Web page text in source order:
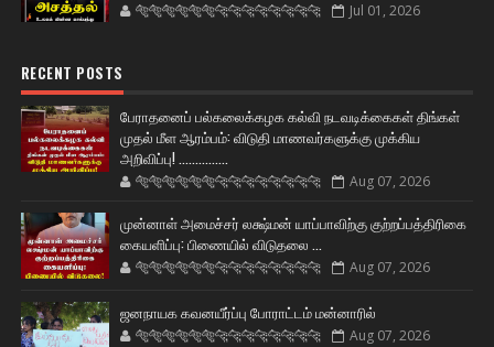
🐅🐅🐅🐅🐅🐅🐆🐆🐆🐆🐆🐆🐆🐆 Jul 01, 2026
RECENT POSTS
பேராதனைப் பல்கலைக்கழக கல்வி நடவடிக்கைகள் திங்கள்
முதல் மீள ஆரம்பம்: விடுதி மாணவர்களுக்கு முக்கிய
அறிவிப்பு! ...............
🐅🐅🐅🐅🐅🐅🐆🐆🐆🐆🐆🐆🐆🐆 Aug 07, 2026
முன்னாள் அமைச்சர் லக்ஷ்மன் யாப்பாவிற்கு குற்றப்பத்திரிகை
கையளிப்பு: பிணையில் விடுதலை ...
🐅🐅🐅🐅🐅🐅🐆🐆🐆🐆🐆🐆🐆🐆 Aug 07, 2026
ஜனநாயக கவனயீர்ப்பு போராட்டம் மன்னாரில்
🐅🐅🐅🐅🐅🐅🐆🐆🐆🐆🐆🐆🐆🐆 Aug 07, 2026